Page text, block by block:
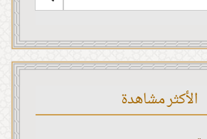
الأكثر مشاهدة